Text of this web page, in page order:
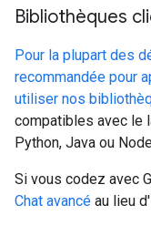
Bibliothèques
Pour la plupart des
recommandée pour
utiliser nos
compatibles avec le
Python, Java ou
Si vous codez avec
Chat avancé au lieu